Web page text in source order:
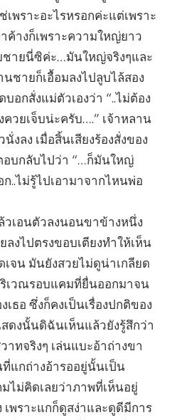
พราะอะไรหรอกค่ะแต่เพราะ
างก็เพราะความใหญ่ยาว
ายนี่ซิค่ะ…มันใหญ่จริงๆและ
ชายก็เอื้อมลงไปลูบไล้สอง
อกสั่งแม่ตัวเองว่า “..ไม่ต้อง
วยเจ็บน่ะครับ….” เจ้าหลาน
ลง เมื่อสิ้นเสียงร้องสั่งของ
บกลับไปว่า “…ก็มันใหญ่
..ไม่รู้ไปเอามาจากไหนพ่อ
วเอนตัวลงนอนขาข้างหนึ่ง
งไปตรงขอบเตียงทำให้เห็น
จน มันยังสวยไม่ดูน่าเกลียด
เวณรอบแคมที่ยื่นออกมาจน
ธอ ซึ่งก็คงเป็นเรื่องปกติของ
งนั้นดิฉันเห็นแล้วยังรู้สึกว่า
ทจริงๆ เล่นแบะอ้าถ่างขา
แกถ่างอ้ารออยู่นั้นเป็น
ไม่คิดเลยว่าภาพที่เห็นอยู่
พราะแกก็ดูสง่าและดูดีมีการ